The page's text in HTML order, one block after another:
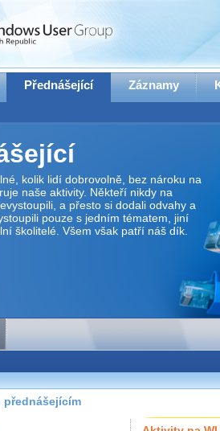
Přednášející Záznamy
kolik lidí dobrovolně, bez nároku na
naše aktivity. Někteří nikdy na
a přesto si dodali odvahy a
pouze s jedním tématem, jiní
školitelé. Všem však patří náš dík.
přednášejícím